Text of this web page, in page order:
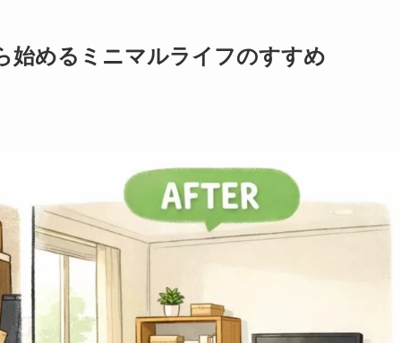
始めるミニマルライフのすすめ